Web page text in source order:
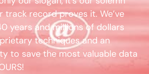
track record proves it. We’ve
years and millions of dollars
techniques and an
to save the most valuable data